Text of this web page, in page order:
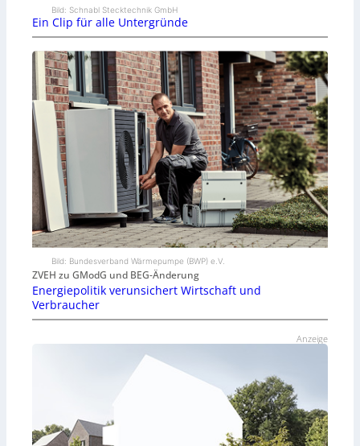
Bild: Schnabl Stecktechnik GmbH
Ein Clip für alle Untergründe
Bild: Bundesverband Wärmepumpe (BWP) e.V.
ZVEH zu GModG und BEG-Änderung
Energiepolitik verunsichert Wirtschaft und
Verbraucher
Anzeige